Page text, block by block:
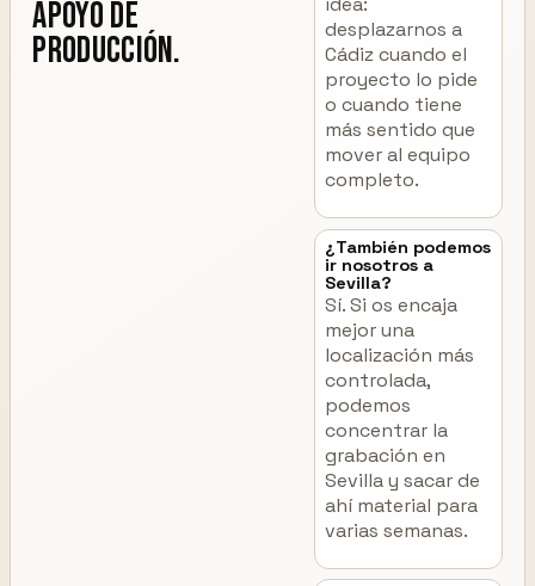
apoyo de
producción.
desplazarnos a
Cádiz cuando el
proyecto lo pide
o cuando tiene
más sentido que
mover al equipo
completo.
¿También podemos
ir nosotros a
Sevilla?
Sí. Si os encaja
mejor una
localización más
controlada,
podemos
concentrar la
grabación en
Sevilla y sacar de
ahí material para
varias semanas.